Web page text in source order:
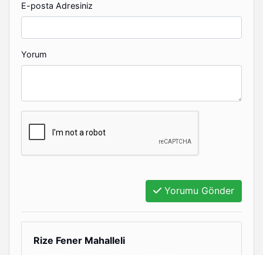
E-posta Adresiniz
Yorum
Yorumu Gönder
Rize Fener Mahalleli